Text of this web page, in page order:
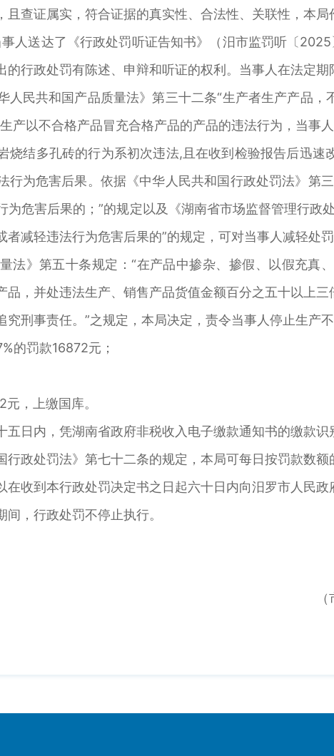
证属实，符合证据的真实性、合法性、关联性，本局
送达了《行政处罚听证告知书》（汨市监罚听〔2025
行政处罚有陈述、申辩和听证的权利。当事人在法定
民共和国产品质量法》第三十二条“生产者生产产品，
产以不合格产品冒充合格产品的产品的违法行为，当事
结多孔砖的行为系初次违法,且在收到检验报告后迅速
行为危害后果。依据《中华人民共和国行政处罚法》第
危害后果的；”的规定以及《湖南省市场监督管理行政
减轻违法行为危害后果的”的规定，可对当事人减轻处罚
》第五十条规定：“在产品中掺杂、掺假、以假充真
品，并处违法生产、销售产品货值金额百分之五十以上
刑事责任。”之规定，本局决定，责令当事人停止生产
罚款16872元；
，上缴国库。
内，凭湖南省政府非税收入电子缴款通知书的缴款识
政处罚法》第七十二条的规定，本局可每日按罚款数
到本行政处罚决定书之日起六十日内向汨罗市人民政
，行政处罚不停止执行。
（市